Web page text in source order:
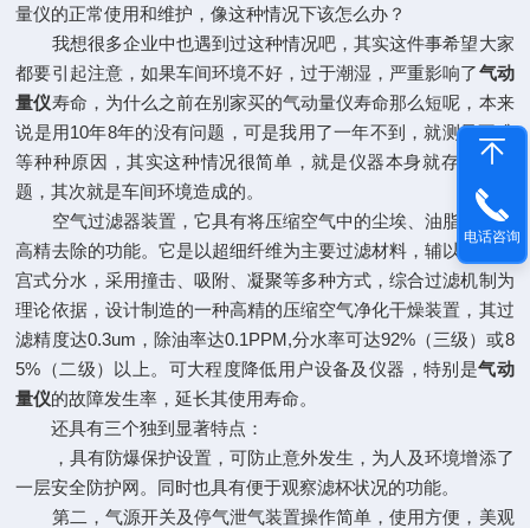
量仪的正常使用和维护，像这种情况下该怎么办？
我想很多企业中也遇到过这种情况吧，其实这件事希望大家
都要引起注意，如果车间环境不好，过于潮湿，严重影响了气动
量仪寿命，为什么之前在别家买的气动量仪寿命那么短呢，本来
说是用10年8年的没有问题，可是我用了一年不到，就测量不准
等种种原因，其实这种情况很简单，就是仪器本身就存在着问
题，其次就是车间环境造成的。
空气过滤器装置，它具有将压缩空气中的尘埃、油脂、水份
高精去除的功能。它是以超细纤维为主要过滤材料，辅以曲折迷
宫式分水，采用撞击、吸附、凝聚等多种方式，综合过滤机制为
理论依据，设计制造的一种高精的压缩空气净化干燥装置，其过
滤精度达0.3um，除油率达0.1PPM,分水率可达92%（三级）或8
5%（二级）以上。可大程度降低用户设备及仪器，特别是气动
量仪的故障发生率，延长其使用寿命。
还具有三个独到显著特点：
，具有防爆保护设置，可防止意外发生，为人及环境增添了
一层安全防护网。同时也具有便于观察滤杯状况的功能。
第二，气源开关及停气泄气装置操作简单，使用方便，美观
电话咨询